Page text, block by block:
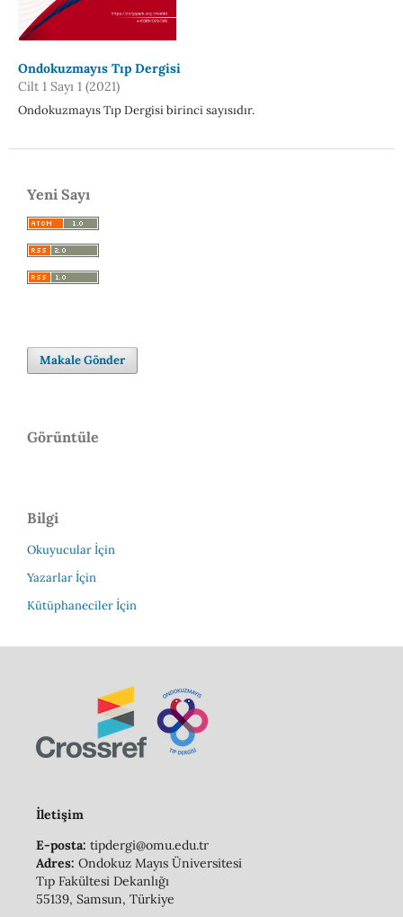
Ondokuzmayıs Tıp Dergisi
Cilt 1 Sayı 1 (2021)
Ondokuzmayıs Tıp Dergisi birinci sayısıdır.
Yeni Sayı
Makale Gönder
Görüntüle
Bilgi
Okuyucular İçin
Yazarlar İçin
Kütüphaneciler İçin
İletişim
E-posta: tipdergi@omu.edu.tr
Adres: Ondokuz Mayıs Üniversitesi
Tıp Fakültesi Dekanlığı
55139, Samsun, Türkiye